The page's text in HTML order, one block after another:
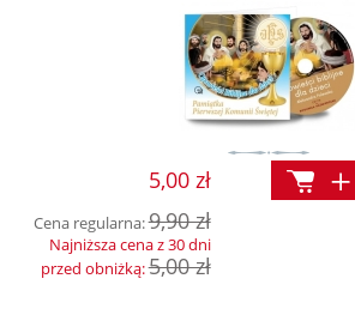
5,00 zł
Cena regularna:9,90 zł
Najniższa cena z 30 dni
przed obniżką:5,00 zł